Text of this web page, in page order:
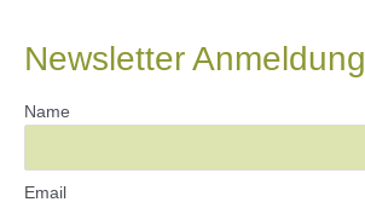
Newsletter Anmeldung
Name
Email